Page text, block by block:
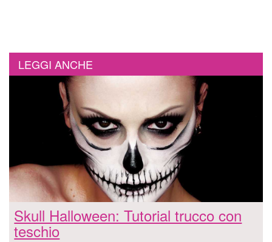
LEGGI ANCHE
Skull Halloween: Tutorial trucco con
teschio